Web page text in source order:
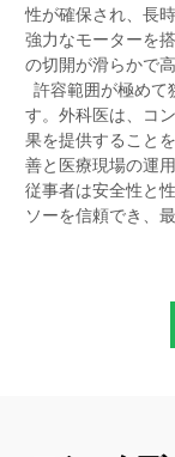
性が確保され、長
強力なモーターを
の切開が滑らかで
許容範囲が極めて
す。外科医は、コ
果を提供すること
善と医療現場の運
従事者は安全性と
ソーを信頼でき、